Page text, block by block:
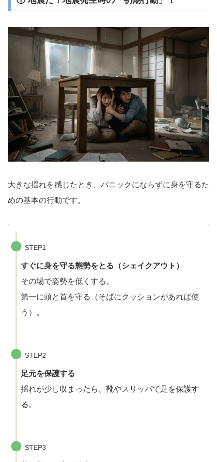
大きな揺れを感じたとき、パニックにならずに身を守るた
めの基本の行動です。
STEP1
すぐに身を守る態勢をとる（シェイクアウト）
その場で姿勢を低くする。
第一に頭と首を守る（そばにクッションがあれば使
う）。
STEP2
足元を保護する
揺れが少し収まったら、靴やスリッパで足を保護す
る。
STEP3